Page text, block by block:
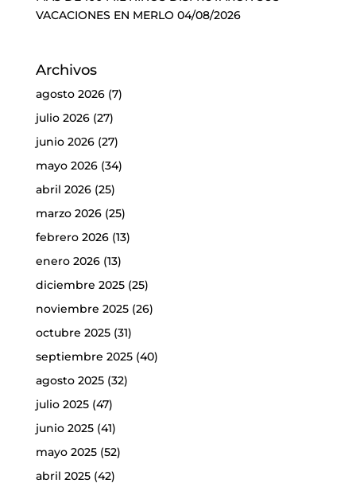
VACACIONES EN MERLO 04/08/2026
Archivos
agosto 2026(7)
julio 2026(27)
junio 2026(27)
mayo 2026(34)
abril 2026(25)
marzo 2026(25)
febrero 2026(13)
enero 2026(13)
diciembre 2025(25)
noviembre 2025(26)
octubre 2025(31)
septiembre 2025(40)
agosto 2025(32)
julio 2025(47)
junio 2025(41)
mayo 2025(52)
abril 2025(42)